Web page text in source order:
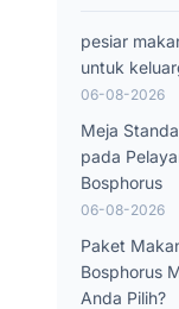
pesiar
untuk
06-08-2026
Meja
pada
Bosphorus
06-08-2026
Paket
Bosphorus
Anda Pilih?